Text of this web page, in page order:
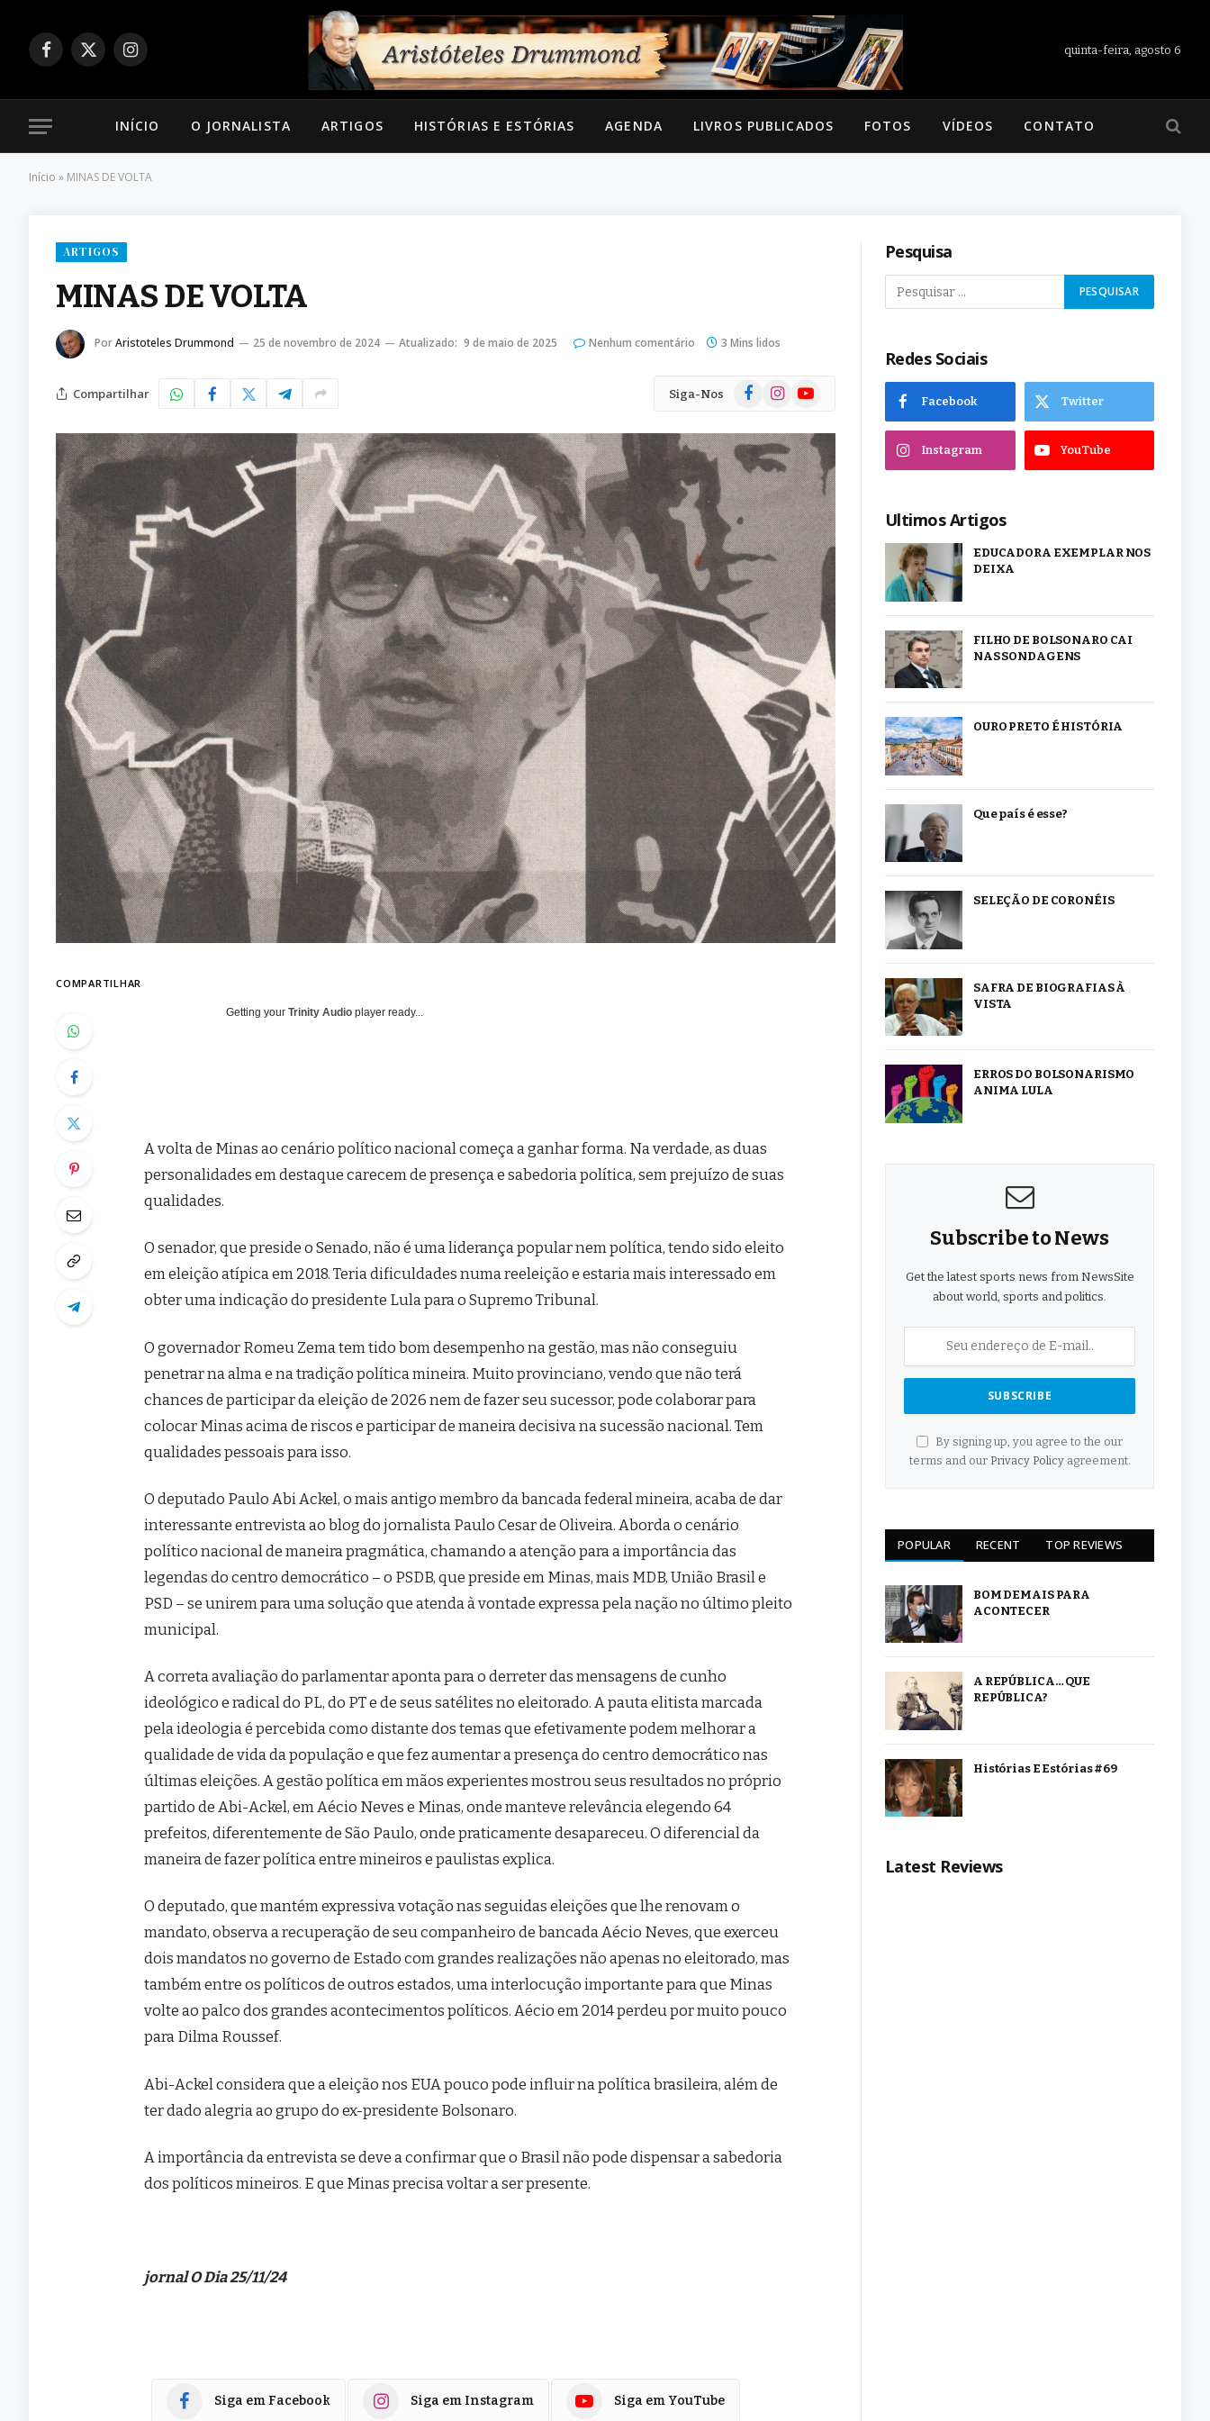
Facebook
X
Instagram
quinta-feira, agosto 6
INÍCIO O JORNALISTA ARTIGOS HISTÓRIAS E ESTÓRIAS AGENDA LIVROS PUBLICADOS FOTOS VÍDEOS CONTATO
Início » MINAS DE VOLTA
ARTIGOS
MINAS DE VOLTA
PorAristoteles Drummond 25 de novembro de 2024 Atualizado: 9 de maio de 2025 Nenhum comentário 3 Mins lidos
Compartilhar Siga-Nos FacebookInstagramYouTube
COMPARTILHAR
Getting yourTrinity Audio player ready...
A volta de Minas ao cenário político nacional começa a ganhar forma. Na verdade, as duas
personalidades em destaque carecem de presença e sabedoria política, sem prejuízo de suas
qualidades.
O senador, que preside o Senado, não é uma liderança popular nem política, tendo sido eleito
em eleição atípica em 2018. Teria dificuldades numa reeleição e estaria mais interessado em
obter uma indicação do presidente Lula para o Supremo Tribunal.
O governador Romeu Zema tem tido bom desempenho na gestão, mas não conseguiu
penetrar na alma e na tradição política mineira. Muito provinciano, vendo que não terá
chances de participar da eleição de 2026 nem de fazer seu sucessor, pode colaborar para
colocar Minas acima de riscos e participar de maneira decisiva na sucessão nacional. Tem
qualidades pessoais para isso.
O deputado Paulo Abi Ackel, o mais antigo membro da bancada federal mineira, acaba de dar
interessante entrevista ao blog do jornalista Paulo Cesar de Oliveira. Aborda o cenário
político nacional de maneira pragmática, chamando a atenção para a importância das
legendas do centro democrático – o PSDB, que preside em Minas, mais MDB, União Brasil e
PSD – se unirem para uma solução que atenda à vontade expressa pela nação no último pleito
municipal.
A correta avaliação do parlamentar aponta para o derreter das mensagens de cunho
ideológico e radical do PL, do PT e de seus satélites no eleitorado. A pauta elitista marcada
pela ideologia é percebida como distante dos temas que efetivamente podem melhorar a
qualidade de vida da população e que fez aumentar a presença do centro democrático nas
últimas eleições. A gestão política em mãos experientes mostrou seus resultados no próprio
partido de Abi-Ackel, em Aécio Neves e Minas, onde manteve relevância elegendo 64
prefeitos, diferentemente de São Paulo, onde praticamente desapareceu. O diferencial da
maneira de fazer política entre mineiros e paulistas explica.
O deputado, que mantém expressiva votação nas seguidas eleições que lhe renovam o
mandato, observa a recuperação de seu companheiro de bancada Aécio Neves, que exerceu
dois mandatos no governo de Estado com grandes realizações não apenas no eleitorado, mas
também entre os políticos de outros estados, uma interlocução importante para que Minas
volte ao palco dos grandes acontecimentos políticos. Aécio em 2014 perdeu por muito pouco
para Dilma Roussef.
Abi-Ackel considera que a eleição nos EUA pouco pode influir na política brasileira, além de
ter dado alegria ao grupo do ex-presidente Bolsonaro.
A importância da entrevista se deve a confirmar que o Brasil não pode dispensar a sabedoria
dos políticos mineiros. E que Minas precisa voltar a ser presente.
jornal O Dia 25/11/24
Siga em Facebook Siga em Instagram Siga em YouTube
Pesquisa
Redes Sociais
Facebook Twitter
Instagram YouTube
Ultimos Artigos
EDUCADORA EXEMPLAR NOS
DEIXA
FILHO DE BOLSONARO CAI
NAS SONDAGENS
OURO PRETO É HISTÓRIA
Que país é esse?
SELEÇÃO DE CORONÉIS
SAFRA DE BIOGRAFIAS À
VISTA
ERROS DO BOLSONARISMO
ANIMA LULA
Subscribe to News
Get the latest sports news from NewsSite
about world, sports and politics.
By signing up, you agree to the our
terms and our Privacy Policyagreement.
POPULAR RECENT TOP REVIEWS
BOM DEMAIS PARA
ACONTECER
A REPÚBLICA… QUE
REPÚBLICA?
Histórias E Estórias #69
Latest Reviews